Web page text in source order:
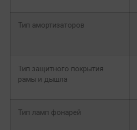
Тип амортизаторов
Тип защитного покрытия
рамы и дышла
Тип ламп фонарей